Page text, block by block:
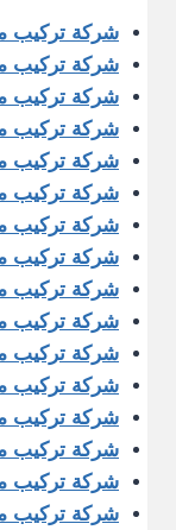
شركة تركيب
شركة تركيب
شركة تركيب
شركة تركيب
شركة تركيب
شركة تركيب
شركة تركيب
شركة تركيب
شركة تركيب
شركة تركيب
شركة تركيب
شركة تركيب
شركة تركيب
شركة تركيب
شركة تركيب
شركة تركيب